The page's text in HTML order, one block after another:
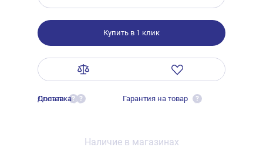
Купить в 1 клик
Оплата ?
Доставка ? Гарантия на товар ?
Наличие в магазинах